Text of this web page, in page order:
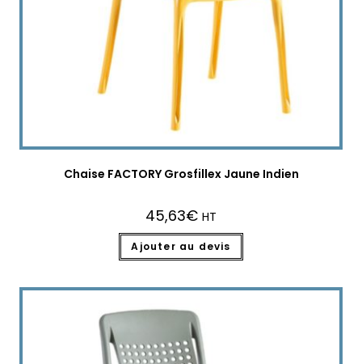
Chaise FACTORY Grosfillex Jaune Indien
45,63€ HT
Ajouter au devis